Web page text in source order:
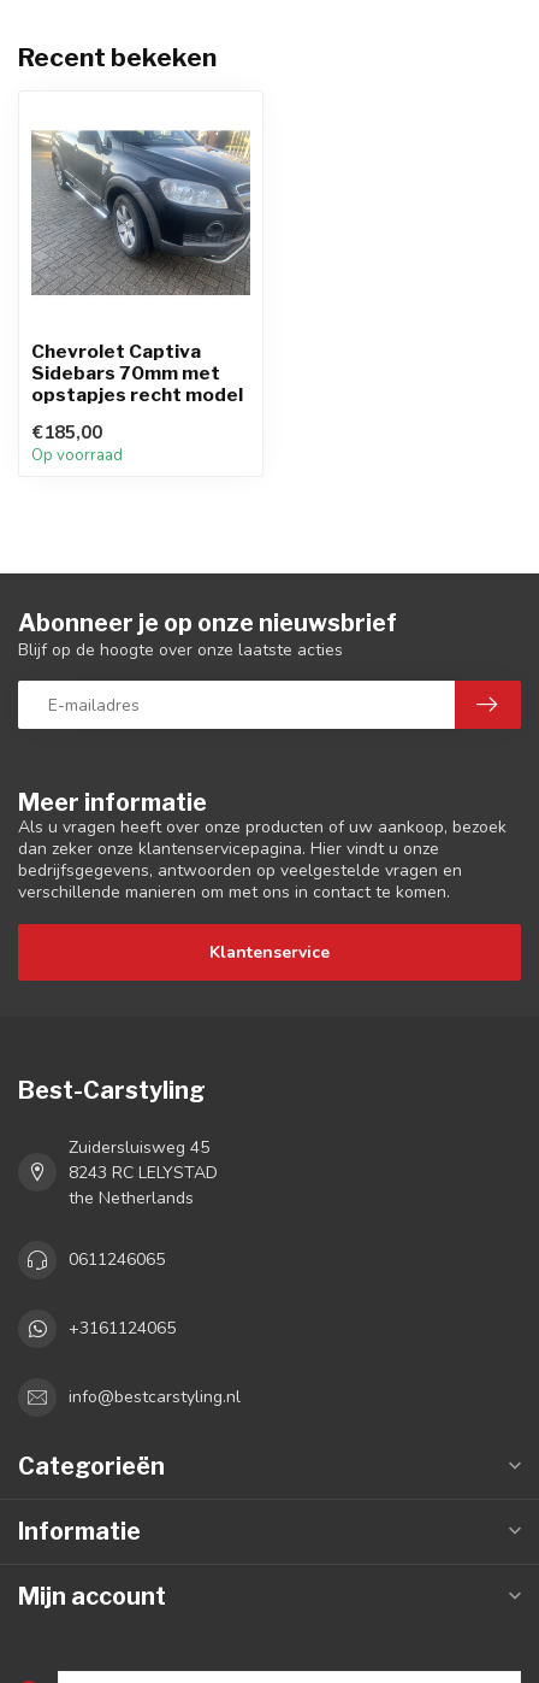
Recent bekeken
Chevrolet Captiva
Sidebars 70mm met
opstapjes recht model
€185,00
Op voorraad
Meer informatie
Als u vragen heeft over onze producten of uw aankoop, bezoek
dan zeker onze klantenservicepagina. Hier vindt u onze
bedrijfsgegevens, antwoorden op veelgestelde vragen en
verschillende manieren om met ons in contact te komen.
Klantenservice
Abonneer je op onze nieuwsbrief
Blijf op de hoogte over onze laatste acties
Best-Carstyling
Zuidersluisweg 45
8243 RC LELYSTAD
the Netherlands
0611246065
+3161124065
info@bestcarstyling.nl
Categorieën
Informatie
Mijn account